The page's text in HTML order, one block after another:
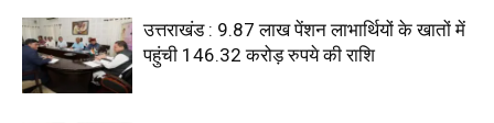
उत्तराखंड : 9.87 लाख पेंशन लाभार्थियों के खातों में
पहुंची 146.32 करोड़ रुपये की राशि